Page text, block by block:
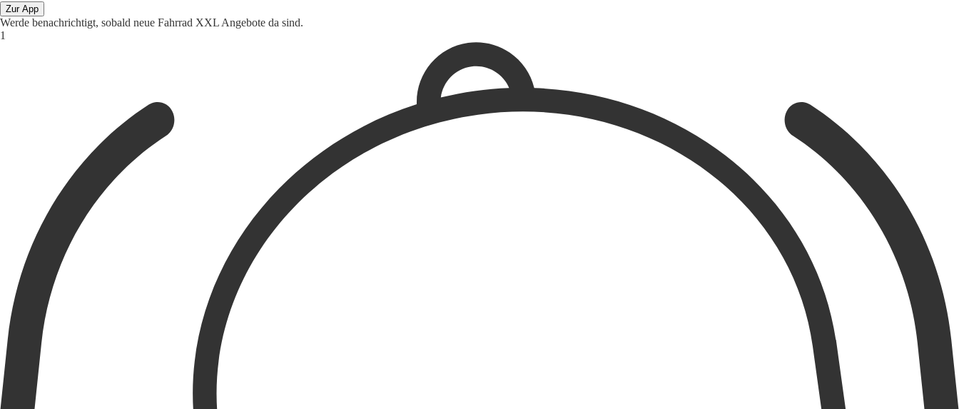
Zur App
Werde benachrichtigt, sobald neue Fahrrad XXL Angebote da sind.